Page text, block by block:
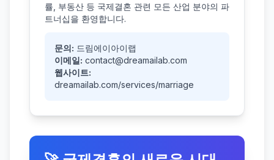
률, 부동산 등 국제결혼 관련 모든 산업 분야의 파
트너십을 환영합니다.
문의: 드림에이아이랩
이메일: contact@dreamailab.com
웹사이트:
dreamailab.com/services/marriage